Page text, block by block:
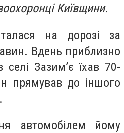
Київщини.
на дорозі за
Вдень приблизно
Зазим’є їхав 70-
прямував до іншого
автомобілем йому